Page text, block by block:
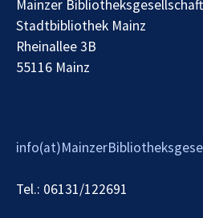
Mainzer Bibliotheksgesellschaft
Stadtbibliothek Mainz
Rheinallee 3B
55116 Mainz
Tel.: 06131/122691